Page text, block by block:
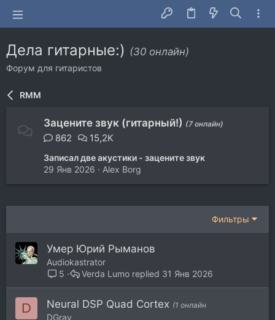
Дела гитарные:) (30 онлайн)
Форум для гитаристов
RMM
Зацените звук (гитарный!) (7 онлайн)
862 15,2K
Записал две акустики - зацените звук
29 Янв 2026
Alex Borg
Фильтры
Умер Юрий Рыманов
Audiokastrator
5
31 Янв 2026
Verda Lumo
D Neural DSP Quad Cortex (1 онлайн
DGray